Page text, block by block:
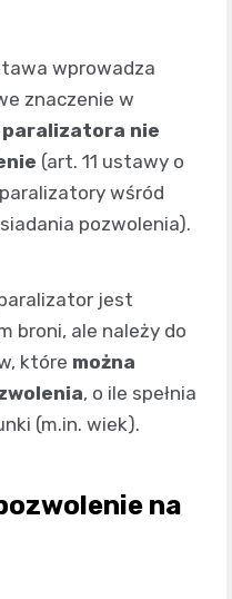
wprowadza
znaczenie w
nie
(art. 11 ustawy o
wśród
pozwolenia).
jest
broni, ale należy do
które można
, o ile spełnia
(m.in. wiek).
na